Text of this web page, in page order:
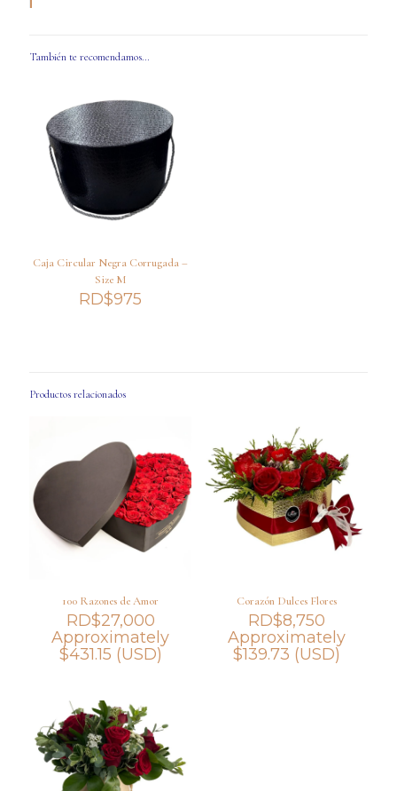
También te recomendamos…
Caja Circular Negra Corrugada –
Size M
RD$975
Productos relacionados
100 Razones de Amor
RD$27,000
Approximately
$431.15 (USD)
Corazón Dulces Flores
RD$8,750
Approximately
$139.73 (USD)